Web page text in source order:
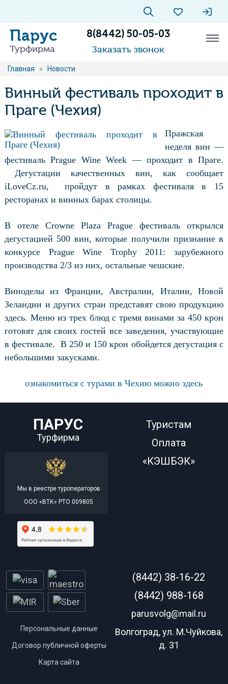
Парус
Турфирма
8(8442) 50-05-03
Заказать звонок
Главная » Новости
Винный фестиваль проходит в
Праге (Чехия)
Пражская
неделя вин —
фестиваль Prague Wine Week — проходит в Праге.
Дегустации качественных вин, как сообщает
iLoveCz.ru,
пройдут в рамках фестиваля в 15
ресторанах и винных барах столицы.
В отеле Crowne Plaza Prague фестиваль открылся
дегустацией 500 вин, которые получили признание в
конкурсе Prague Wine Trophy 2011: зарубежного
производства 2/3 из них, остальные чешские.
Виноделы из Франции, Австралии, Италии, Новой
Зеландии и других стран представят свою продукцию
здесь. Меню из трех блюд с тремя винами за 450 крон
готовят для своих гостей все заведения, участвующие
в фестивале. В 250 и 150 крон обойдется дегустация с
небольшими закусками.
ознакомиться с турами в Чехию можно здесь
ПАРУС
Турфирма
Мы в реестре туроператоров
ООО «ВТК» РТО 009805
Туристам
Оплата
«КЭШБЭК»
Персональные данные
Договор публичной оферты
Карта сайта
(8442) 38-16-22
(8442) 988-168
parusvolg@mail.ru
Волгоград, ул. М.Чуйкова,
д. 31